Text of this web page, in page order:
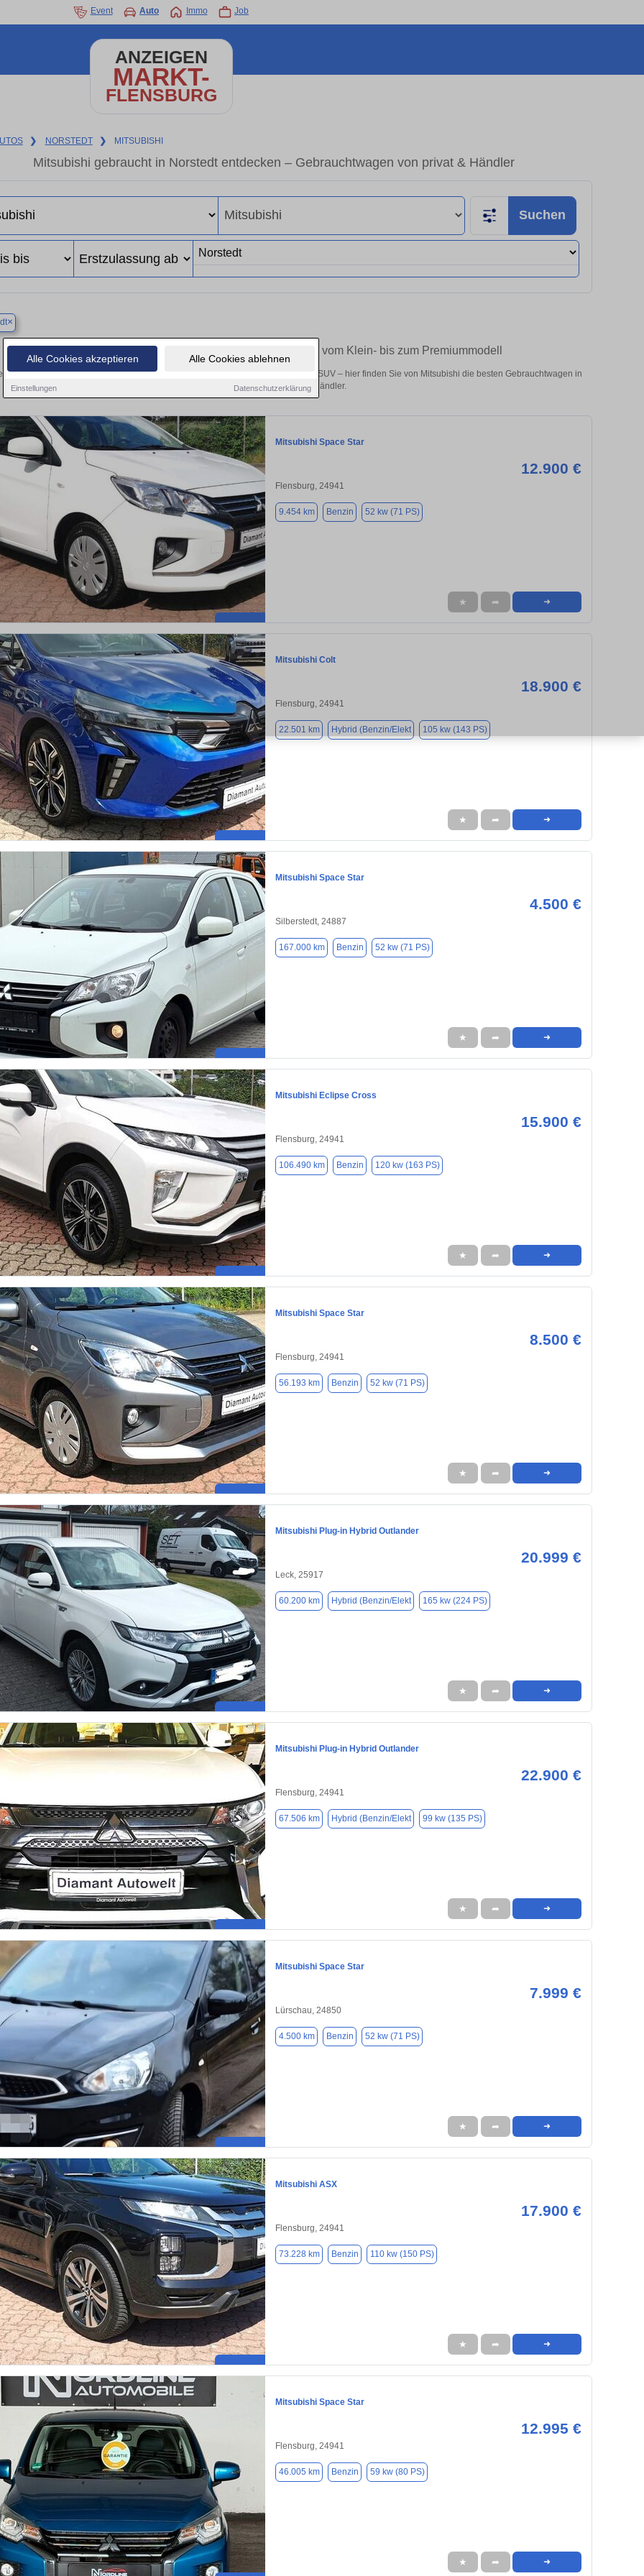
Alle Cookies akzeptieren Alle Cookies ablehnen
Einstellungen Datenschutzerklärung
Event Auto Immo Job
ANZEIGEN
MARKT-
FLENSBURG
❯ NORSTEDT ❯ MITSUBISHI
Mitsubishi gebraucht in Norstedt entdecken – Gebrauchtwagen von privat & Händler
Suchen
×
Finden Sie in Norstedt Ihren gebrauchten Mitsubishi – vom Klein- bis zum Premiummodell
Sie in Norstedt gebrauchte Mitsubishi Fahrzeuge. Von Kleinwagen bis hin zum SUV – hier finden Sie von Mitsubishi die besten Gebrauchtwagen in
Norstedt von privat und vom Händler.
Mitsubishi Space Star
12.900 €
Flensburg, 24941
9.454 km Benzin 52 kw (71 PS)
★ ➦ ➜
Mitsubishi Colt
18.900 €
Flensburg, 24941
22.501 km Hybrid (Benzin/Elekt 105 kw (143 PS)
★ ➦ ➜
Mitsubishi Space Star
4.500 €
Silberstedt, 24887
167.000 km Benzin 52 kw (71 PS)
★ ➦ ➜
Mitsubishi Eclipse Cross
15.900 €
Flensburg, 24941
106.490 km Benzin 120 kw (163 PS)
★ ➦ ➜
Mitsubishi Space Star
8.500 €
Flensburg, 24941
56.193 km Benzin 52 kw (71 PS)
★ ➦ ➜
Mitsubishi Plug-in Hybrid Outlander
20.999 €
Leck, 25917
60.200 km Hybrid (Benzin/Elekt 165 kw (224 PS)
★ ➦ ➜
Mitsubishi Plug-in Hybrid Outlander
22.900 €
Flensburg, 24941
67.506 km Hybrid (Benzin/Elekt 99 kw (135 PS)
★ ➦ ➜
Mitsubishi Space Star
7.999 €
Lürschau, 24850
4.500 km Benzin 52 kw (71 PS)
★ ➦ ➜
Mitsubishi ASX
17.900 €
Flensburg, 24941
73.228 km Benzin 110 kw (150 PS)
★ ➦ ➜
Mitsubishi Space Star
12.995 €
Flensburg, 24941
46.005 km Benzin 59 kw (80 PS)
★ ➦ ➜